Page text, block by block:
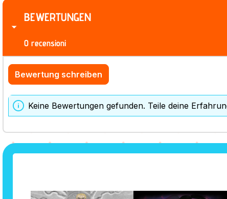
BEWERTUNGEN
0 recensioni
Bewertung schreiben
Keine Bewertungen gefunden. Teile deine